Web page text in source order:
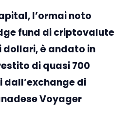
l’ormai noto
fund di criptovalute
dollari, è andato in
di quasi 700
di
Voyager